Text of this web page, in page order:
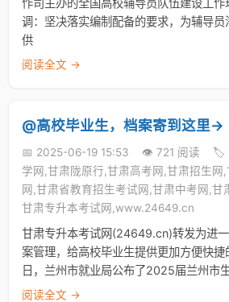
作司主办的全国高校辅导员队伍建设工作
调：坚决落实编制配备的要求，为辅导
供
阅读全文 →
@高校毕业生，档案寄到这里→
📅 2025-06-19 15:53 👁️ 721 阅读
🏷️
学网,甘肃陇原行,甘肃高考网,甘肃招生网
网,甘肃省教育招生考试网,甘肃中考网,甘
甘肃专升本考试网,www.24649.cn
甘肃专升本考试网(24649.cn)转发为进
案管理，给高校毕业生提供更加方便快
日，兰州市就业局公布了2025届兰州市
阅读全文 →